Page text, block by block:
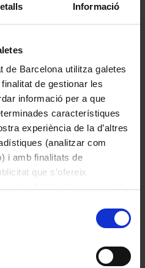
Informació
de Barcelona utilitza galetes
de gestionar les
informació per a que
característiques
experiència de la d’altres
(analitzar com
i amb finalitats de
que s’ofereix
del lloc web de la
binocular de la marca Nachet